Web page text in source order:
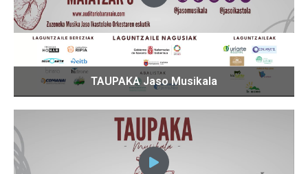
TAUPAKA Jaso Musikala